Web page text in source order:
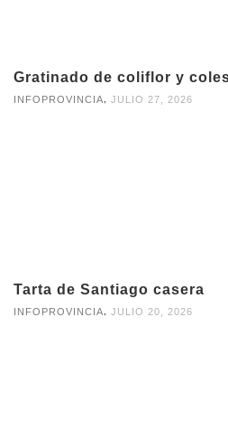
Gratinado de coliflor y
INFOPROVINCIA JULIO 27, 2026
Tarta de Santiago casera
INFOPROVINCIA JULIO 20, 2026